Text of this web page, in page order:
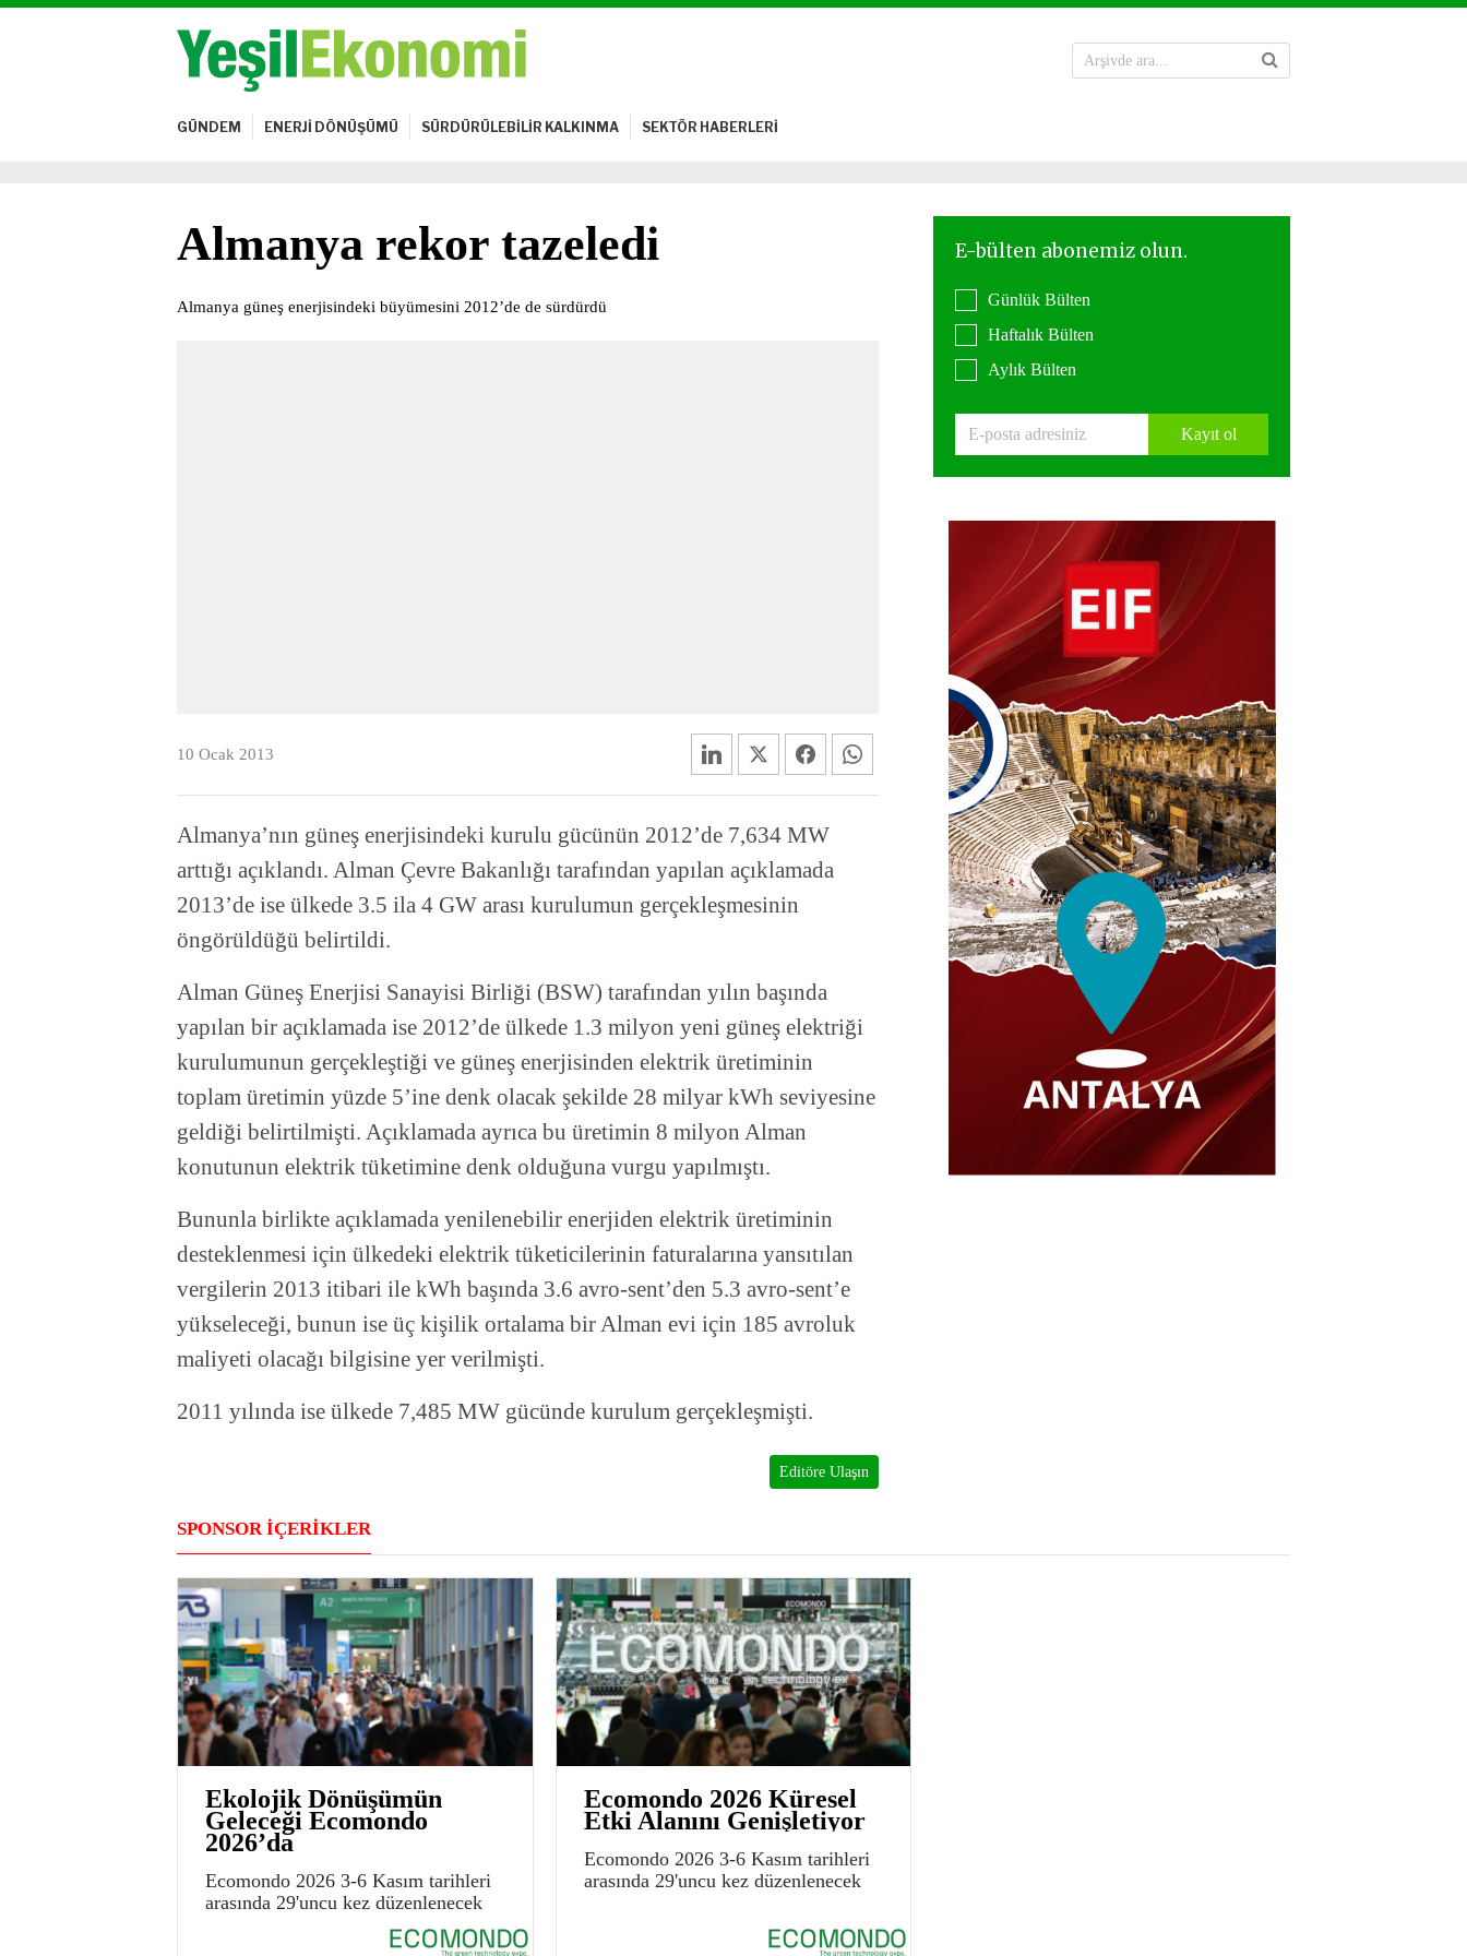
GÜNDEM ENERJİ DÖNÜŞÜMÜ SÜRDÜRÜLEBİLİR KALKINMA SEKTÖR HABERLERİ
Almanya rekor tazeledi
Almanya güneş enerjisindeki büyümesini 2012’de de sürdürdü
10 Ocak 2013
Almanya’nın güneş enerjisindeki kurulu gücünün 2012’de 7,634 MW
arttığı açıklandı. Alman Çevre Bakanlığı tarafından yapılan açıklamada
2013’de ise ülkede 3.5 ila 4 GW arası kurulumun gerçekleşmesinin
öngörüldüğü belirtildi.
Alman Güneş Enerjisi Sanayisi Birliği (BSW) tarafından yılın başında
yapılan bir açıklamada ise 2012’de ülkede 1.3 milyon yeni güneş elektriği
kurulumunun gerçekleştiği ve güneş enerjisinden elektrik üretiminin
toplam üretimin yüzde 5’ine denk olacak şekilde 28 milyar kWh seviyesine
geldiği belirtilmişti. Açıklamada ayrıca bu üretimin 8 milyon Alman
konutunun elektrik tüketimine denk olduğuna vurgu yapılmıştı.
Bununla birlikte açıklamada yenilenebilir enerjiden elektrik üretiminin
desteklenmesi için ülkedeki elektrik tüketicilerinin faturalarına yansıtılan
vergilerin 2013 itibari ile kWh başında 3.6 avro-sent’den 5.3 avro-sent’e
yükseleceği, bunun ise üç kişilik ortalama bir Alman evi için 185 avroluk
maliyeti olacağı bilgisine yer verilmişti.
2011 yılında ise ülkede 7,485 MW gücünde kurulum gerçekleşmişti.
Editöre Ulaşın
Günlük Bülten
Haftalık Bülten
Aylık Bülten
Kayıt ol
SPONSOR İÇERİKLER
Ekolojik Dönüşümün
Geleceği Ecomondo
2026’da
Ecomondo 2026 3-6 Kasım tarihleri
arasında 29'uncu kez düzenlenecek
Ecomondo 2026 Küresel
Etki Alanını Genişletiyor
Ecomondo 2026 3-6 Kasım tarihleri
arasında 29'uncu kez düzenlenecek